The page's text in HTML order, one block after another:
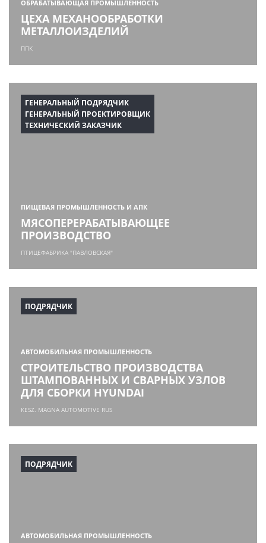
ОБРАБАТЫВАЮЩАЯ ПРОМЫШЛЕННОСТЬ
ЦЕХА МЕХАНООБРАБОТКИ
МЕТАЛЛОИЗДЕЛИЙ
ППК
ГЕНЕРАЛЬНЫЙ ПОДРЯДЧИК
ГЕНЕРАЛЬНЫЙ ПРОЕКТИРОВЩИК
ТЕХНИЧЕСКИЙ ЗАКАЗЧИК
ПИЩЕВАЯ ПРОМЫШЛЕННОСТЬ И АПК
МЯСОПЕРЕРАБАТЫВАЮЩЕЕ
ПРОИЗВОДСТВО
ПТИЦЕФАБРИКА "ПАВЛОВСКАЯ"
ПОДРЯДЧИК
АВТОМОБИЛЬНАЯ ПРОМЫШЛЕННОСТЬ
СТРОИТЕЛЬСТВО ПРОИЗВОДСТВА
ШТАМПОВАННЫХ И СВАРНЫХ УЗЛОВ
ДЛЯ СБОРКИ HYUNDAI
KESZ. MAGNA AUTOMOTIVE RUS
ПОДРЯДЧИК
АВТОМОБИЛЬНАЯ ПРОМЫШЛЕННОСТЬ